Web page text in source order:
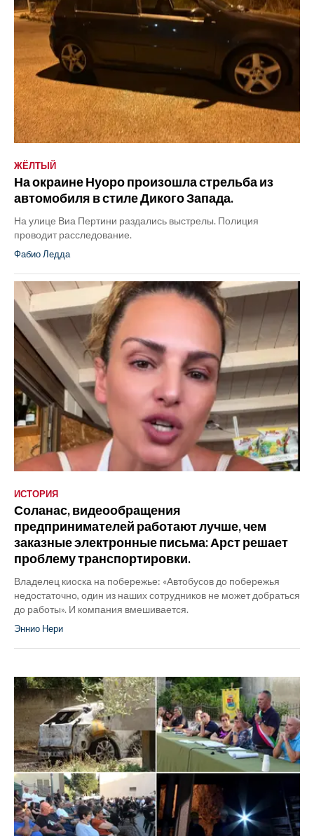
ЖЁЛТЫЙ
На окраине Нуоро произошла стрельба из
автомобиля в стиле Дикого Запада.
На улице Виа Пертини раздались выстрелы. Полиция
проводит расследование.
Фабио Ледда
ИСТОРИЯ
Соланас, видеообращения
предпринимателей работают лучше, чем
заказные электронные письма: Арст решает
проблему транспортировки.
Владелец киоска на побережье: «Автобусов до побережья
недостаточно, один из наших сотрудников не может добраться
до работы». И компания вмешивается.
Эннио Нери